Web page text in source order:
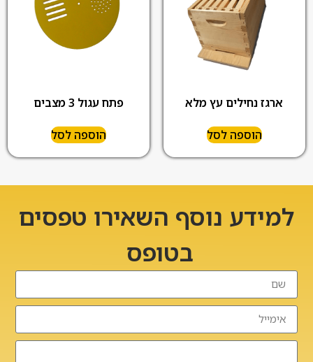
ארגז נחילים עץ מלא
הוספה לסל
פתח עגול 3 מצבים
הוספה לסל
למידע נוסף השאירו טפסים
בטופס